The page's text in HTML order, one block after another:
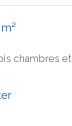
chambres et